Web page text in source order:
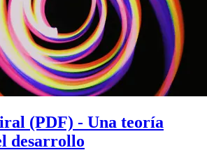
(PDF) - Una teoría
desarrollo